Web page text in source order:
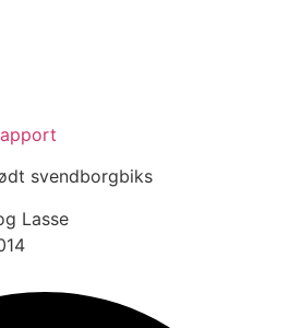
svendborgbiks
Lasse